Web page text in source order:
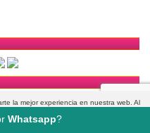
Whatsapp?
la mejor experiencia en nuestra web. Al
Más información